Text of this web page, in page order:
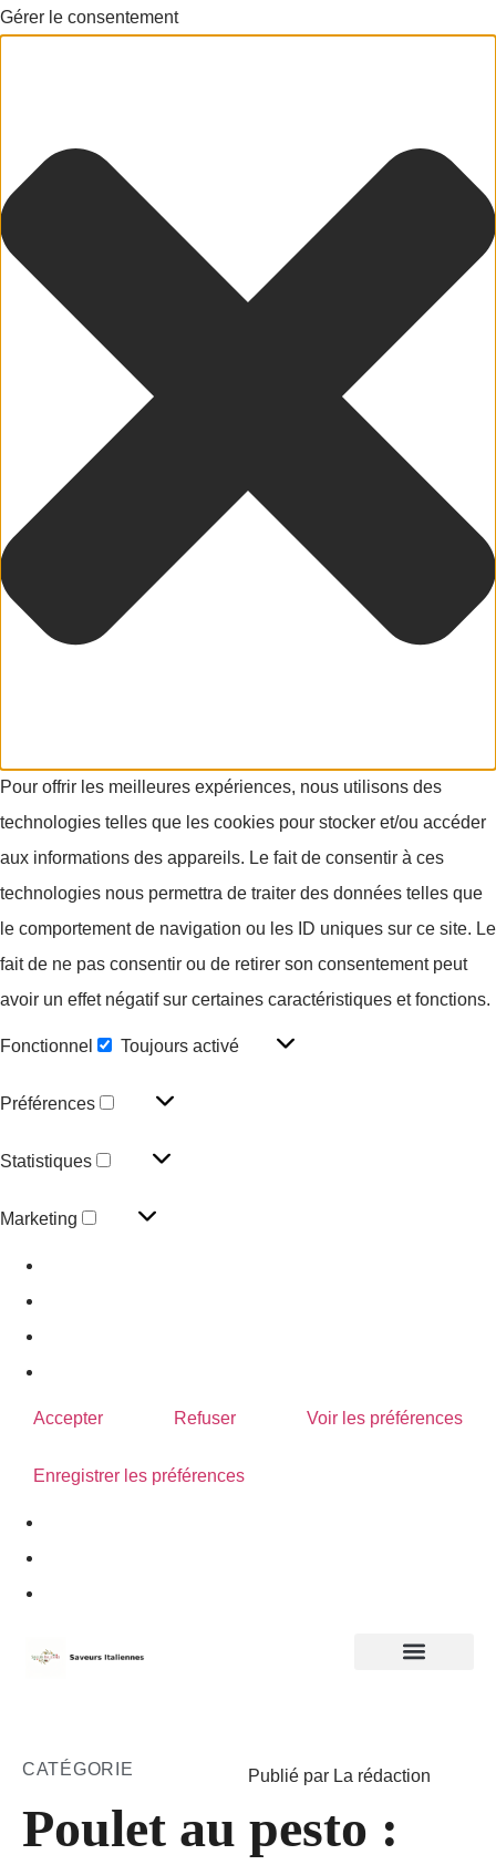
Gérer le consentement
Pour offrir les meilleures expériences, nous utilisons des
technologies telles que les cookies pour stocker et/ou accéder
aux informations des appareils. Le fait de consentir à ces
technologies nous permettra de traiter des données telles que
le comportement de navigation ou les ID uniques sur ce site. Le
fait de ne pas consentir ou de retirer son consentement peut
avoir un effet négatif sur certaines caractéristiques et fonctions.
Fonctionnel Toujours activé
Préférences
Statistiques
Marketing
Accepter Refuser Voir les préférences
Enregistrer les préférences
CATÉGORIE Publié par La rédaction
Poulet au pesto :